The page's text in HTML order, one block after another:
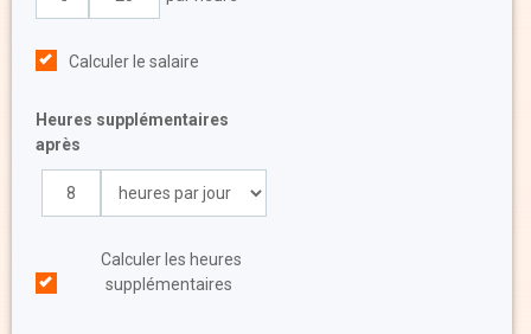
Calculer le salaire
Heures supplémentaires
après
Calculer les heures
supplémentaires